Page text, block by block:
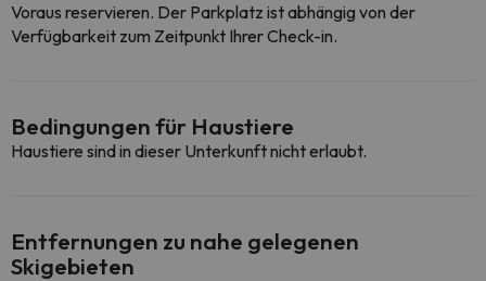
Voraus reservieren. Der Parkplatz ist abhängig von der
Verfügbarkeit zum Zeitpunkt Ihrer Check-in.
Bedingungen für Haustiere
Haustiere sind in dieser Unterkunft nicht erlaubt.
Entfernungen zu nahe gelegenen
Skigebieten